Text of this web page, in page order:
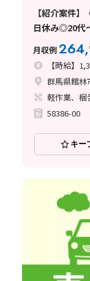
【紹介案件
日休み◎20代
フ大募集！◆
◆即日面接《
月収例
【時給】
群馬県館林
軽作業、梱
58386-00
キー